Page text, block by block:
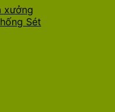
xưởng
Sét